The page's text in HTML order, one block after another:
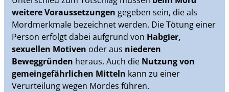
weitere Voraussetzungen gegeben sein, die als
Mordmerkmale bezeichnet werden. Die Tötung einer
Person erfolgt dabei aufgrund von Habgier,
sexuellen Motiven oder aus niederen
Beweggründen heraus. Auch die Nutzung von
gemeingefährlichen Mitteln kann zu einer
Verurteilung wegen Mordes führen.